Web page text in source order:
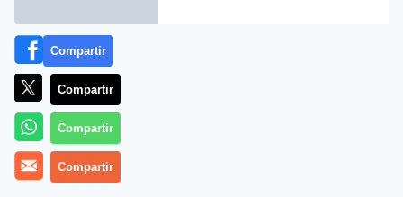
J. Bastante).- «Cuente con nosotros en este empeño
Compartir
Compartir
Compartir
Compartir